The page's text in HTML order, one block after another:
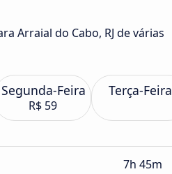
Arraial do Cabo, RJ de várias
Segunda-Feira
R$ 59
Terça-Feira
7h 45m